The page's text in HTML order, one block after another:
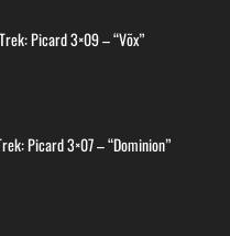
Picard 3×09 – “Võx”
Picard 3×07 – “Dominion”